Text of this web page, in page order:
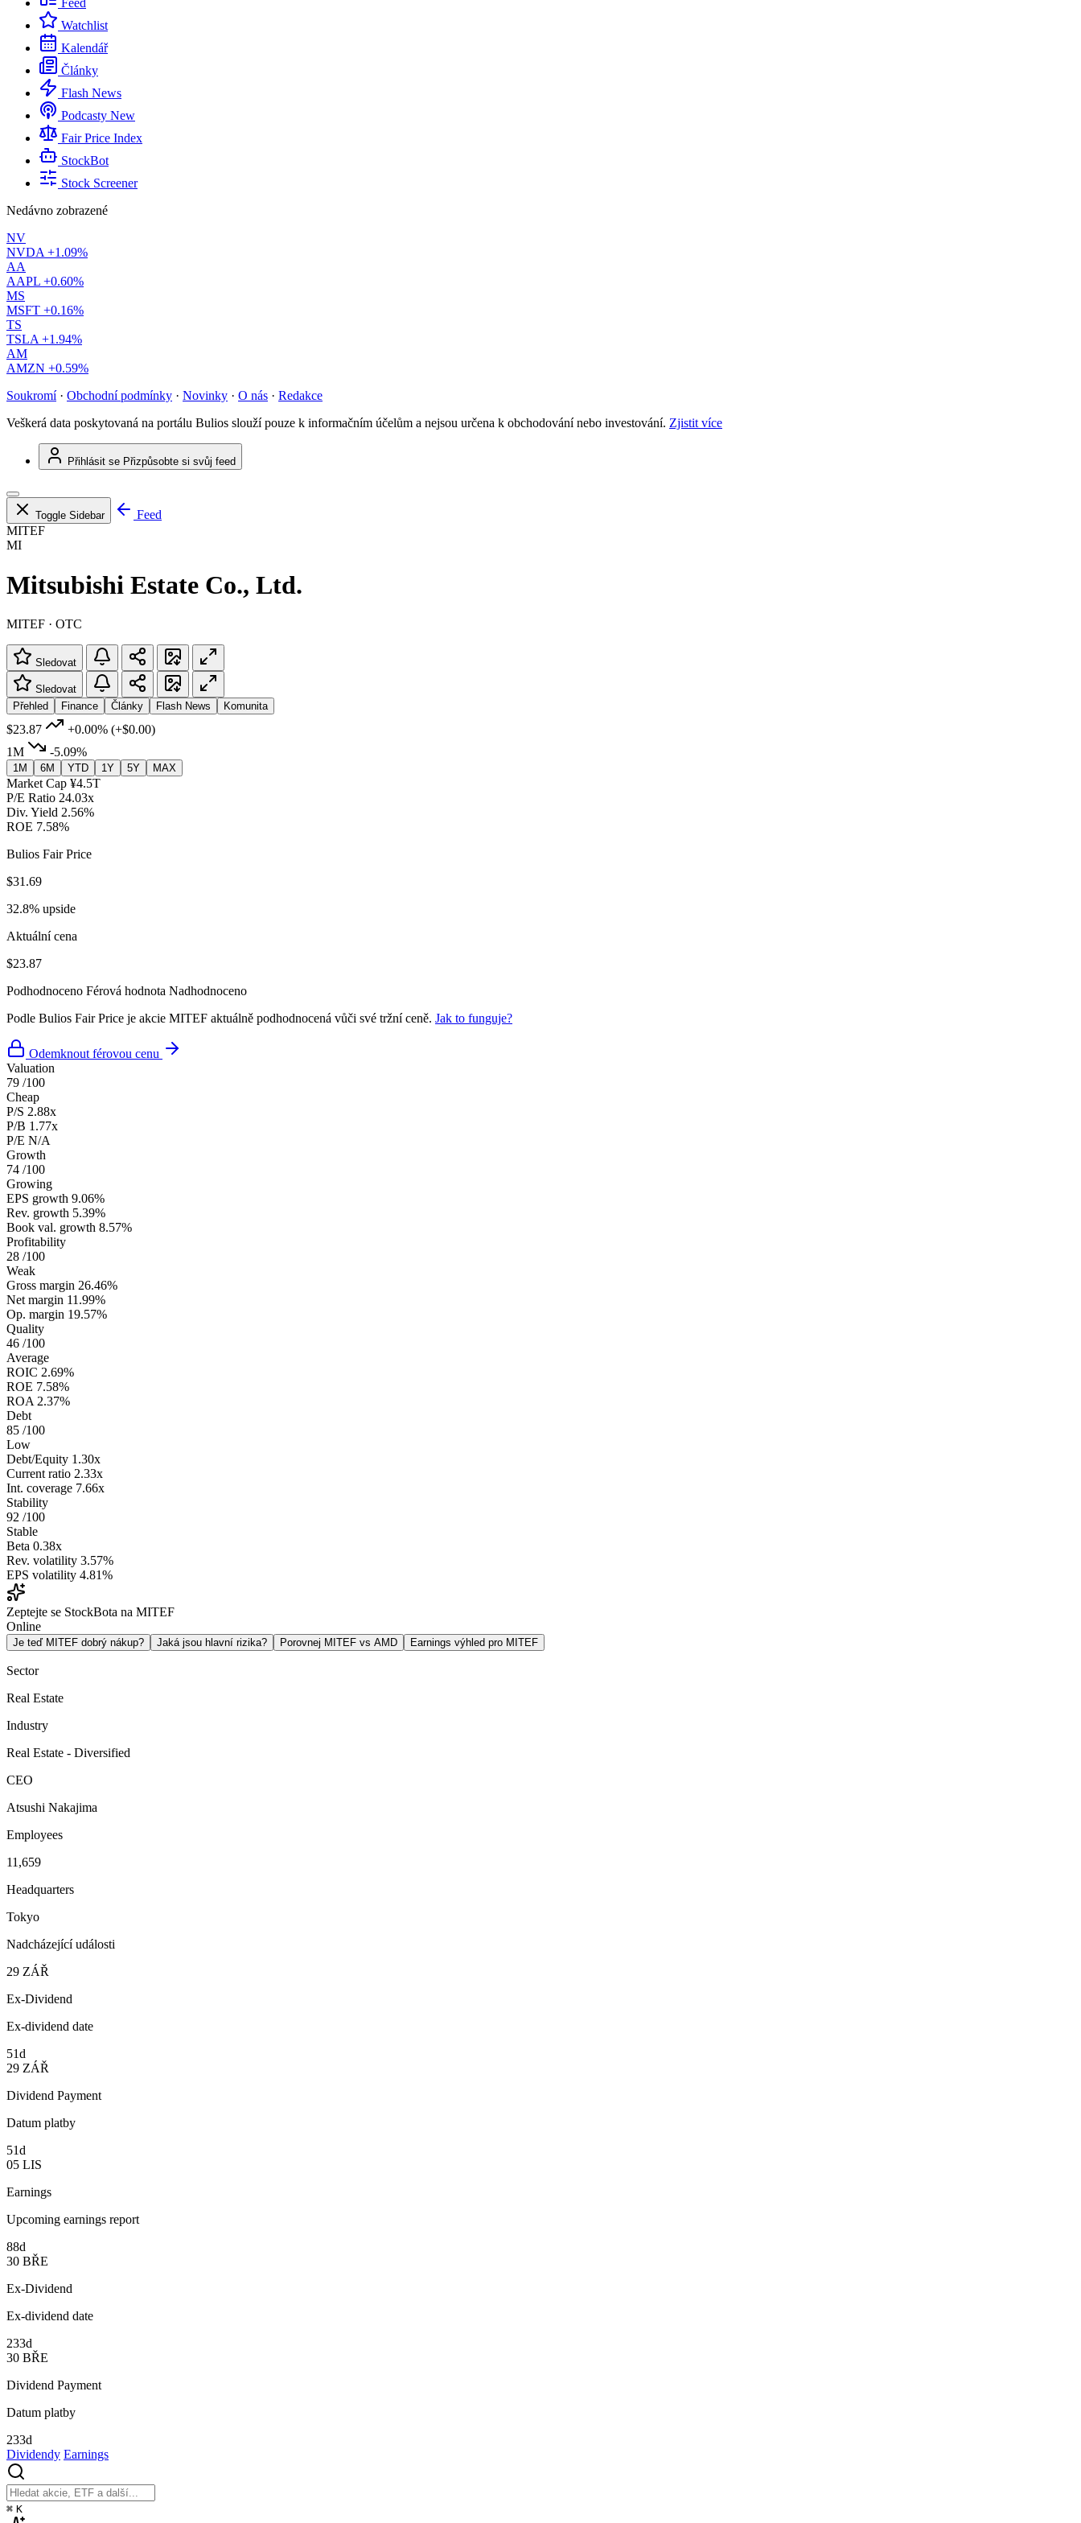
Feed
Watchlist
Kalendář
Články
Flash News
Podcasty New
Fair Price Index
StockBot
Stock Screener
Nedávno zobrazené
NV
NVDA +1.09%
AA
AAPL +0.60%
MS
MSFT +0.16%
TS
TSLA +1.94%
AM
AMZN +0.59%
Soukromí · Obchodní podmínky · Novinky · O nás · Redakce
Veškerá data poskytovaná na portálu Bulios slouží pouze k informačním účelům a nejsou určena k obchodování nebo investování. Zjistit více
Přihlásit se Přizpůsobte si svůj feed
Toggle Sidebar
Feed
MITEF
MI
Mitsubishi Estate Co., Ltd.
MITEF · OTC
Sledovat
Sledovat
Přehled
Finance Články Flash News Komunita
$23.87 +0.00% (+$0.00)
1M
-5.09%
1M 6M YTD 1Y 5Y MAX
Market Cap ¥4.5T
P/E Ratio 24.03x
Div. Yield 2.56%
ROE 7.58%
Bulios Fair Price
$31.69
32.8% upside
Aktuální cena
$23.87
Podhodnoceno Férová hodnota Nadhodnoceno
Podle Bulios Fair Price je akcie MITEF aktuálně podhodnocená vůči své tržní ceně. Jak to funguje?
Odemknout férovou cenu
Valuation
79 /100
Cheap
P/S 2.88x
P/B 1.77x
P/E N/A
Growth
74 /100
Growing
EPS growth 9.06%
Rev. growth 5.39%
Book val. growth 8.57%
Profitability
28 /100
Weak
Gross margin 26.46%
Net margin 11.99%
Op. margin 19.57%
Quality
46 /100
Average
ROIC 2.69%
ROE 7.58%
ROA 2.37%
Debt
85 /100
Low
Debt/Equity 1.30x
Current ratio 2.33x
Int. coverage 7.66x
Stability
92 /100
Stable
Beta 0.38x
Rev. volatility 3.57%
EPS volatility 4.81%
Zeptejte se StockBota na MITEF
Online
Je teď MITEF dobrý nákup? Jaká jsou hlavní rizika? Porovnej MITEF vs AMD Earnings výhled pro MITEF
Sector
Real Estate
Industry
Real Estate - Diversified
CEO
Atsushi Nakajima
Employees
11,659
Headquarters
Tokyo
Nadcházející události
29 ZÁŘ
Ex-Dividend
Ex-dividend date
51d
29 ZÁŘ
Dividend Payment
Datum platby
51d
05 LIS
Earnings
Upcoming earnings report
88d
30 BŘE
Ex-Dividend
Ex-dividend date
233d
30 BŘE
Dividend Payment
Datum platby
233d
Dividendy Earnings
⌘ K